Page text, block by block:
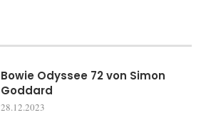
Bowie Odyssee 72 von Simon
Goddard
28.12.2023